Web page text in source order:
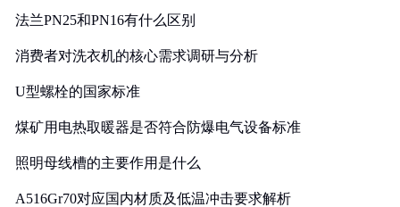
法兰PN25和PN16有什么区别
消费者对洗衣机的核心需求调研与分析
U型螺栓的国家标准
煤矿用电热取暖器是否符合防爆电气设备标准
照明母线槽的主要作用是什么
A516Gr70对应国内材质及低温冲击要求解析